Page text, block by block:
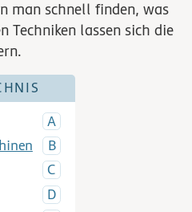
man schnell finden, was
Techniken lassen sich die